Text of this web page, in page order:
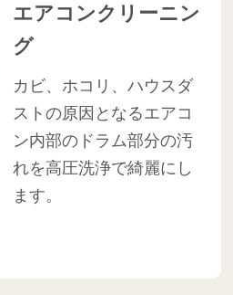
エアコンクリーニン
グ
カビ、ホコリ、ハウスダ
ストの原因となるエアコ
ン内部のドラム部分の汚
れを高圧洗浄で綺麗にし
ます。